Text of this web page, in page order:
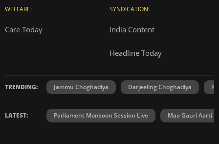
WELFARE:
Care Today
SYNDICATION:
India Content
Headline Today
TRENDING: Jammu Choghadiya Darjeeling Choghadiya
LATEST: Parliament Monsoon Session Live Maa Gauri Aarti